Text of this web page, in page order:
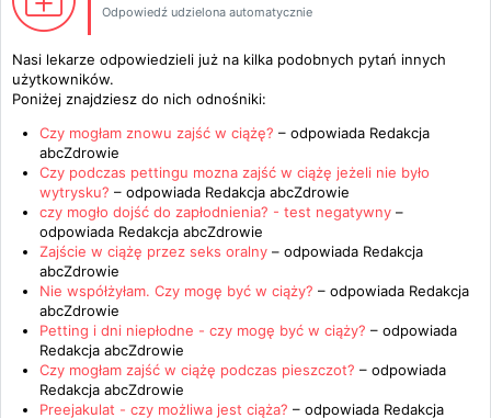
Odpowiedź udzielona automatycznie
Nasi lekarze odpowiedzieli już na kilka podobnych pytań innych
użytkowników.
Poniżej znajdziesz do nich odnośniki:
Czy mogłam znowu zajść w ciążę? – odpowiada Redakcja
abcZdrowie
Czy podczas pettingu mozna zajść w ciążę jeżeli nie było
wytrysku? – odpowiada Redakcja abcZdrowie
czy mogło dojść do zapłodnienia? - test negatywny –
odpowiada Redakcja abcZdrowie
Zajście w ciążę przez seks oralny – odpowiada Redakcja
abcZdrowie
Nie współżyłam. Czy mogę być w ciąży? – odpowiada Redakcja
abcZdrowie
Petting i dni niepłodne - czy mogę być w ciąży? – odpowiada
Redakcja abcZdrowie
Czy mogłam zajść w ciążę podczas pieszczot? – odpowiada
Redakcja abcZdrowie
Preejakulat - czy możliwa jest ciąża? – odpowiada Redakcja